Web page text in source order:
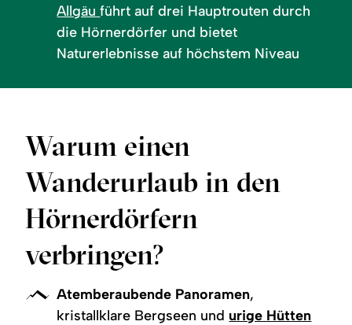
Allgäuführt auf drei Hauptrouten durch
die Hörnerdörfer und bietet
Naturerlebnisse auf höchstem Niveau
Warum einen
Wanderurlaub in den
Hörnerdörfern
verbringen?
Atemberaubende Panoramen,
kristallklare Bergseen und urige Hütten